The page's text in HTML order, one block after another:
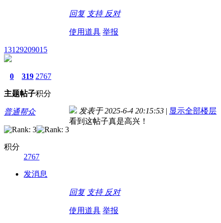
回复 支持 反对
使用道具 举报
13129209015
0
主题
319
帖子
2767
积分
普通帮众
积分
2767
发消息
发表于 2025-6-4 20:15:53 | 显示全部楼层
看到这帖子真是高兴！
回复 支持 反对
使用道具 举报